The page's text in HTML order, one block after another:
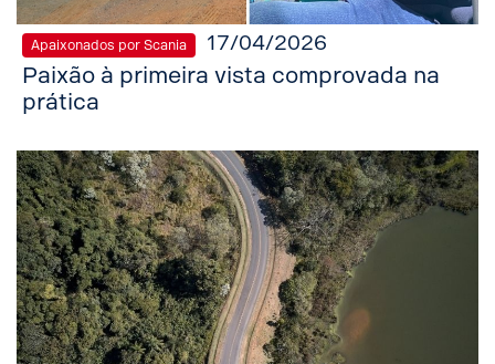
Apaixonados por Scania 17/04/2026
Paixão à primeira vista comprovada na
prática